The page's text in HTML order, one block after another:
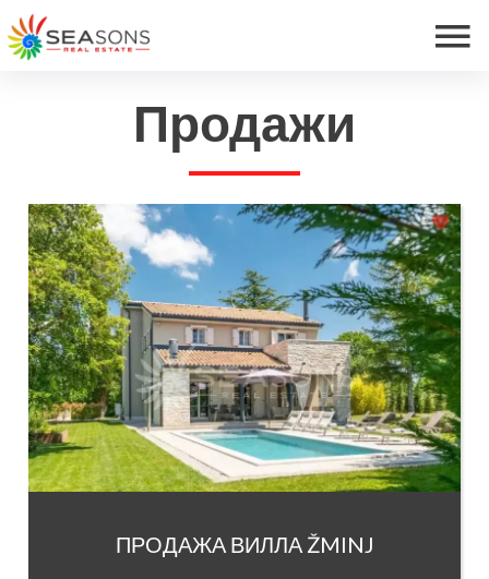
Продажи
ПРОДАЖА ВИЛЛА ŽMINJ